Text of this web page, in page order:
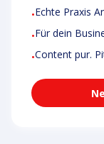
•Echte Praxis
•Für dein
•Content pur.